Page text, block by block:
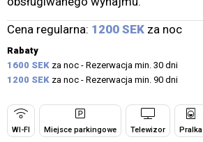
Cena regularna: 1200 SEK za noc
Rabaty
1600 SEK za noc - Rezerwacja min. 30 dni
1200 SEK za noc - Rezerwacja min. 90 dni
WI-FI Miejsce parkingowe Telewizor Pralka